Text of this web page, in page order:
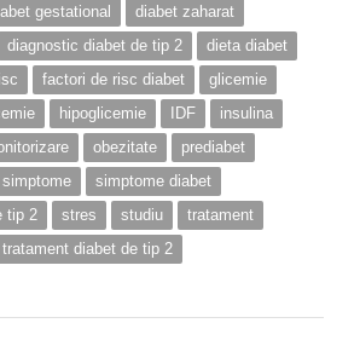
gestational
diabet zaharat
diagnostic diabet de tip 2
dieta diabet
factori de risc diabet
glicemie
hipoglicemie IDF
insulina
obezitate
prediabet
simptome
simptome diabet
tip 2
stres studiu
tratament
tratament diabet de tip 2